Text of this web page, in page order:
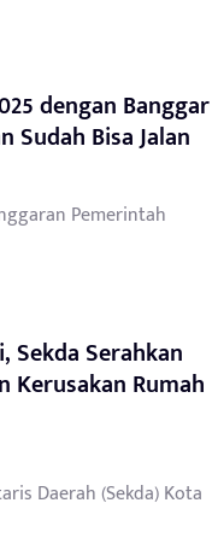
dengan Banggar
Sudah Bisa Jalan
Pemerintah
Sekda Serahkan
Kerusakan Rumah
Daerah (Sekda) Kota